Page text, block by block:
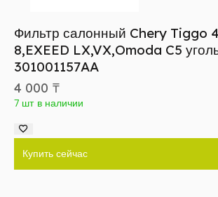
Фильтр салонный Chery Tiggo
8,EXEED LX,VX,Omoda C5
301001157AA
4 000 ₸
7 шт в наличии
Купить сейчас